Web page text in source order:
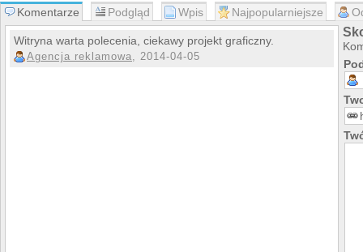
Komentarze Podgląd Wpis Najpopularniejsze
Witryna warta polecenia, ciekawy projekt graficzny.
Agencja reklamowa, 2014-04-05